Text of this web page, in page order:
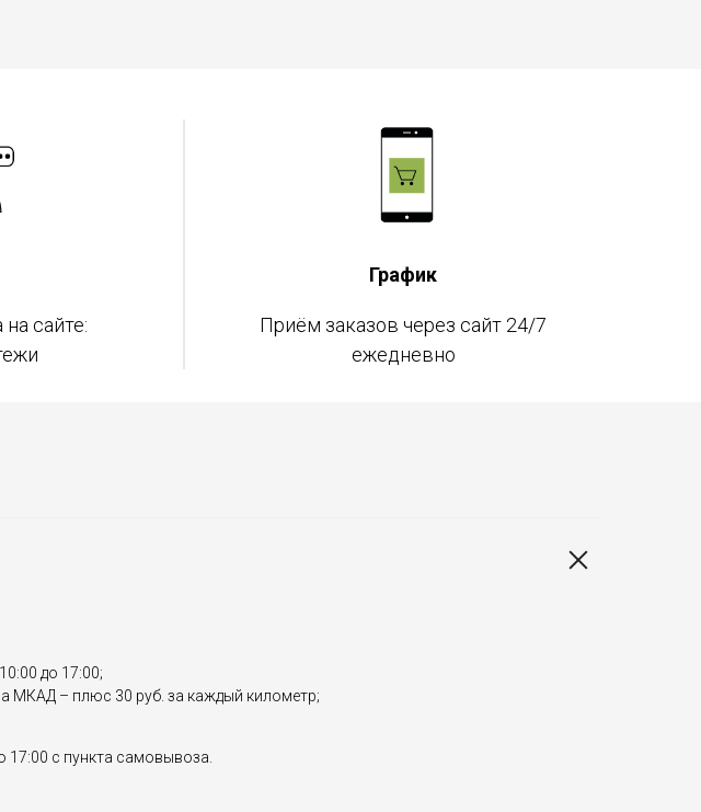
сайте:
График
Приём заказов через сайт 24/7
ежедневно
до 17:00;
МКАД – плюс 30 руб. за каждый километр;
с пункта самовывоза.